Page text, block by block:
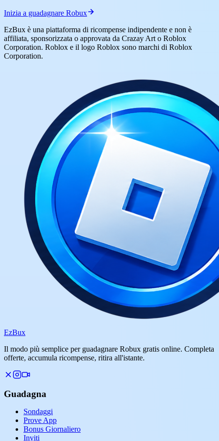
Inizia a guadagnare Robux
EzBux è una piattaforma di ricompense indipendente e non è
affiliata, sponsorizzata o approvata da Crazay Art o Roblox
Corporation. Roblox e il logo Roblox sono marchi di Roblox
Corporation.
EzBux
Il modo più semplice per guadagnare Robux gratis online. Completa
offerte, accumula ricompense, ritira all'istante.
Guadagna
Sondaggi
Prove App
Bonus Giornaliero
Inviti